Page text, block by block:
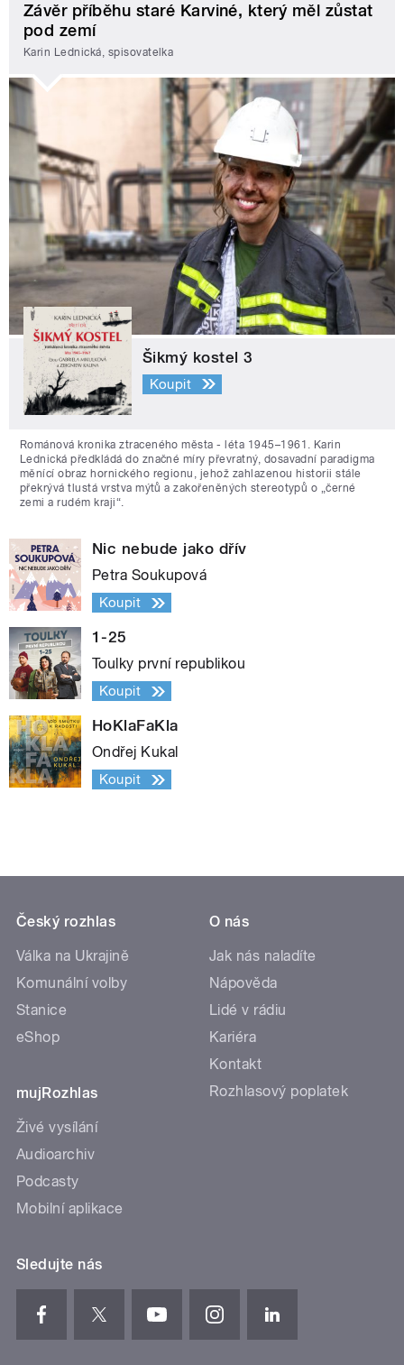
Závěr příběhu staré Karviné, který měl zůstat
pod zemí
Karin Lednická, spisovatelka
Šikmý kostel 3
Koupit
Románová kronika ztraceného města - léta 1945–1961. Karin
Lednická předkládá do značné míry převratný, dosavadní paradigma
měnící obraz hornického regionu, jehož zahlazenou historii stále
překrývá tlustá vrstva mýtů a zakořeněných stereotypů o „černé
zemi a rudém kraji“.
Nic nebude jako dřív
Petra Soukupová
Koupit
1-25
Toulky první republikou
Koupit
HoKlaFaKla
Ondřej Kukal
Koupit
Český rozhlas
Válka na Ukrajině
Komunální volby
Stanice
eShop
mujRozhlas
Živé vysílání
Audioarchiv
Podcasty
Mobilní aplikace
O nás
Jak nás naladíte
Nápověda
Lidé v rádiu
Kariéra
Kontakt
Rozhlasový poplatek
Sledujte nás